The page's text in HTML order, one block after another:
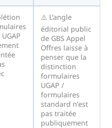
⚠️ L’angle
éditorial public
de GBS Appel
Offres laisse à
penser que la
distinction
formulaires
UGAP /
formulaires
standard n’est
pas traitée
publiquement